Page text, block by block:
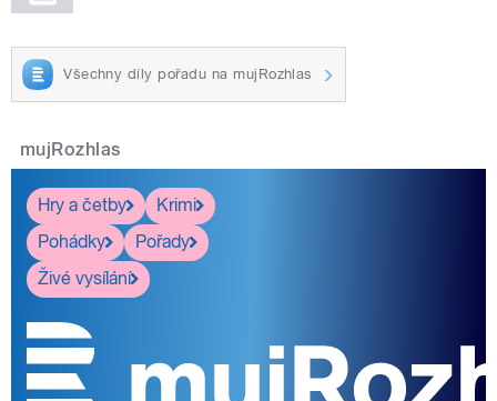
Všechny díly pořadu na mujRozhlas
mujRozhlas
Hry a četby
Krimi
Pohádky
Pořady
Živé vysílání